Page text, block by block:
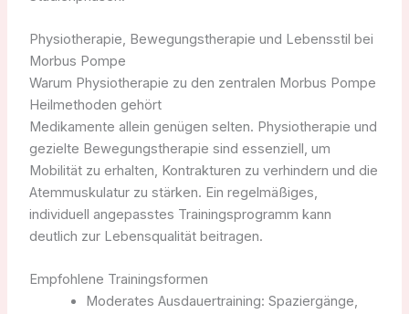
Physiotherapie, Bewegungstherapie und Lebensstil bei
Morbus Pompe
Warum Physiotherapie zu den zentralen Morbus Pompe
Heilmethoden gehört
Medikamente allein genügen selten. Physiotherapie und
gezielte Bewegungstherapie sind essenziell, um
Mobilität zu erhalten, Kontrakturen zu verhindern und die
Atemmuskulatur zu stärken. Ein regelmäßiges,
individuell angepasstes Trainingsprogramm kann
deutlich zur Lebensqualität beitragen.
Empfohlene Trainingsformen
Moderates Ausdauertraining: Spaziergänge,